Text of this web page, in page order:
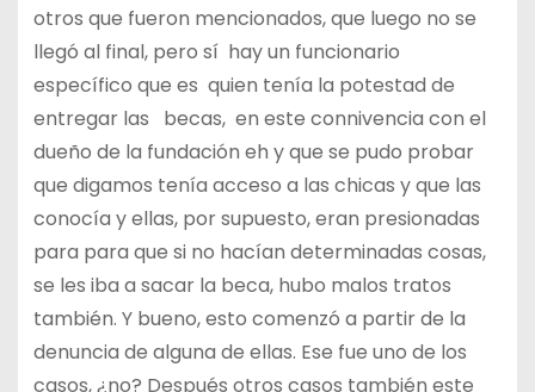
otros que fueron mencionados, que luego no se
llegó al final, pero sí hay un funcionario
específico que es quien tenía la potestad de
entregar las becas, en este connivencia con el
dueño de la fundación eh y que se pudo probar
que digamos tenía acceso a las chicas y que las
conocía y ellas, por supuesto, eran presionadas
para para que si no hacían determinadas cosas,
se les iba a sacar la beca, hubo malos tratos
también. Y bueno, esto comenzó a partir de la
denuncia de alguna de ellas. Ese fue uno de los
casos, ¿no? Después otros casos también este